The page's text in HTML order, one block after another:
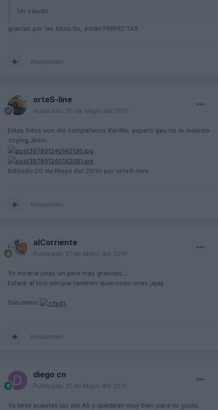
Un saludo
gracias por las fotos tio, están PERFECTAS
Responder
orteS-line
Publicado 20 de Mayo del 2010
Estas fotos son del compañeros Karilllo, espero qeu no le moleste
:crying_anim:
Editado 20 de Mayo del 2010 por orteS-line
Responder
alCorriente
Publicado 21 de Mayo del 2010
Yo miraría unas un pelo mas grandes....
Estaré al loro porque también quieroooo unas jajajj
Saludetes
Responder
diego cn
Publicado 21 de Mayo del 2010
Yo llevo puestas las del A5 y quedean muy bien para mi gusto,